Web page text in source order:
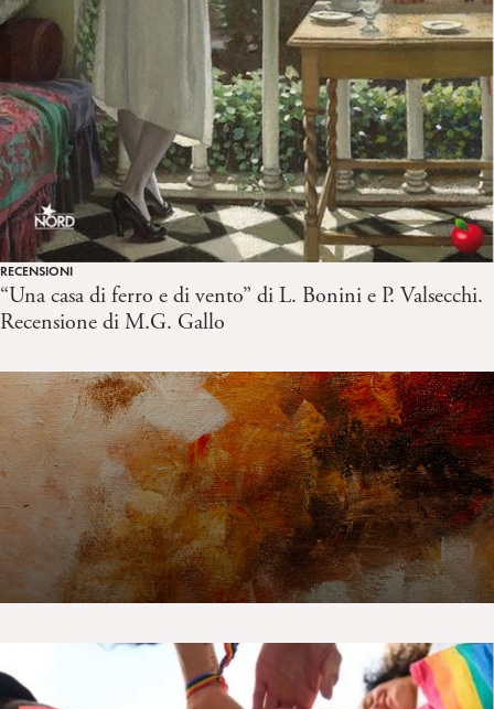
RECENSIONI
“Una casa di ferro e di vento” di L. Bonini e P. Valsecchi.
Recensione di M.G. Gallo